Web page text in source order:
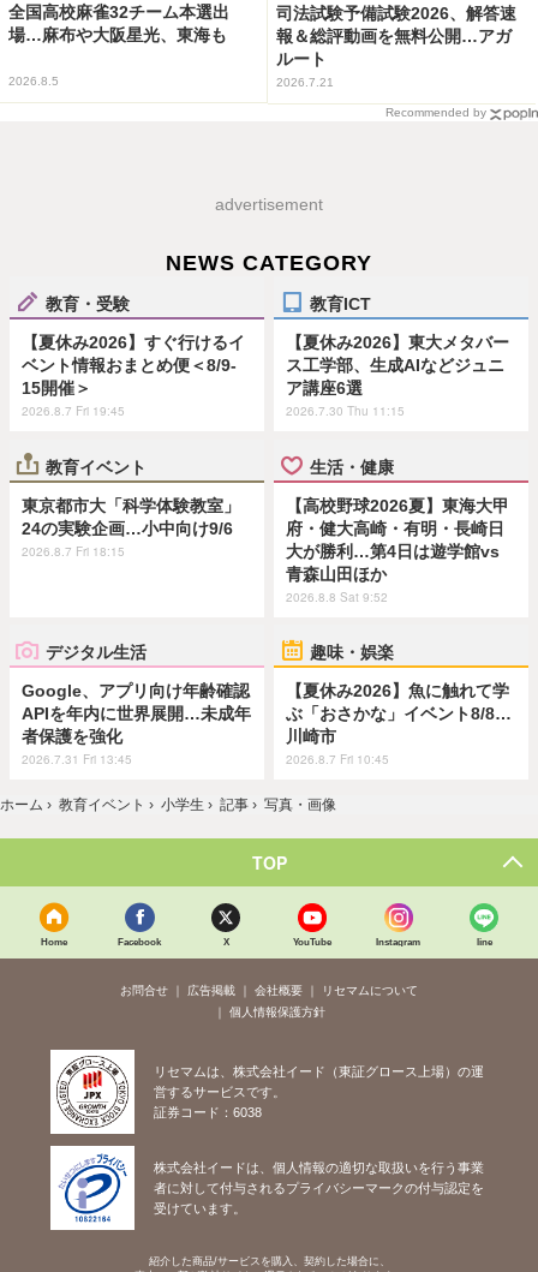
全国高校麻雀32チーム本選出
場…麻布や大阪星光、東海も
2026.8.5
司法試験予備試験2026、解答速
報＆総評動画を無料公開…アガ
ルート
2026.7.21
Recommended by
advertisement
NEWS CATEGORY
教育・受験
【夏休み2026】すぐ行けるイ
ベント情報おまとめ便＜8/9-
15開催＞
2026.8.7 Fri 19:45
教育ICT
【夏休み2026】東大メタバー
ス工学部、生成AIなどジュニ
ア講座6選
2026.7.30 Thu 11:15
教育イベント
東京都市大「科学体験教室」
24の実験企画…小中向け9/6
2026.8.7 Fri 18:15
生活・健康
【高校野球2026夏】東海大甲
府・健大高崎・有明・長崎日
大が勝利…第4日は遊学館vs
青森山田ほか
2026.8.8 Sat 9:52
デジタル生活
Google、アプリ向け年齢確認
APIを年内に世界展開…未成年
者保護を強化
2026.7.31 Fri 13:45
趣味・娯楽
【夏休み2026】魚に触れて学
ぶ「おさかな」イベント8/8…
川崎市
2026.8.7 Fri 10:45
ホーム › 教育イベント › 小学生 › 記事 › 写真・画像
TOP
Home Facebook X YouTube Instagram line
お問合せ 広告掲載 会社概要
リセマムについて
個人情報保護方針
リセマムは、株式会社イード（東証グロース上場）の運
営するサービスです。
証券コード：6038
株式会社イードは、個人情報の適切な取扱いを行う事業
者に対して付与されるプライバシーマークの付与認定を
受けています。
紹介した商品/サービスを購入、契約した場合に、